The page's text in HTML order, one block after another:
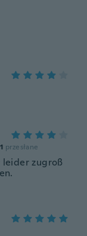
1 przesłane
zugroß